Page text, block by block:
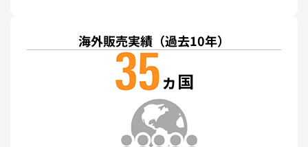
海外販売実績 （過去10年）